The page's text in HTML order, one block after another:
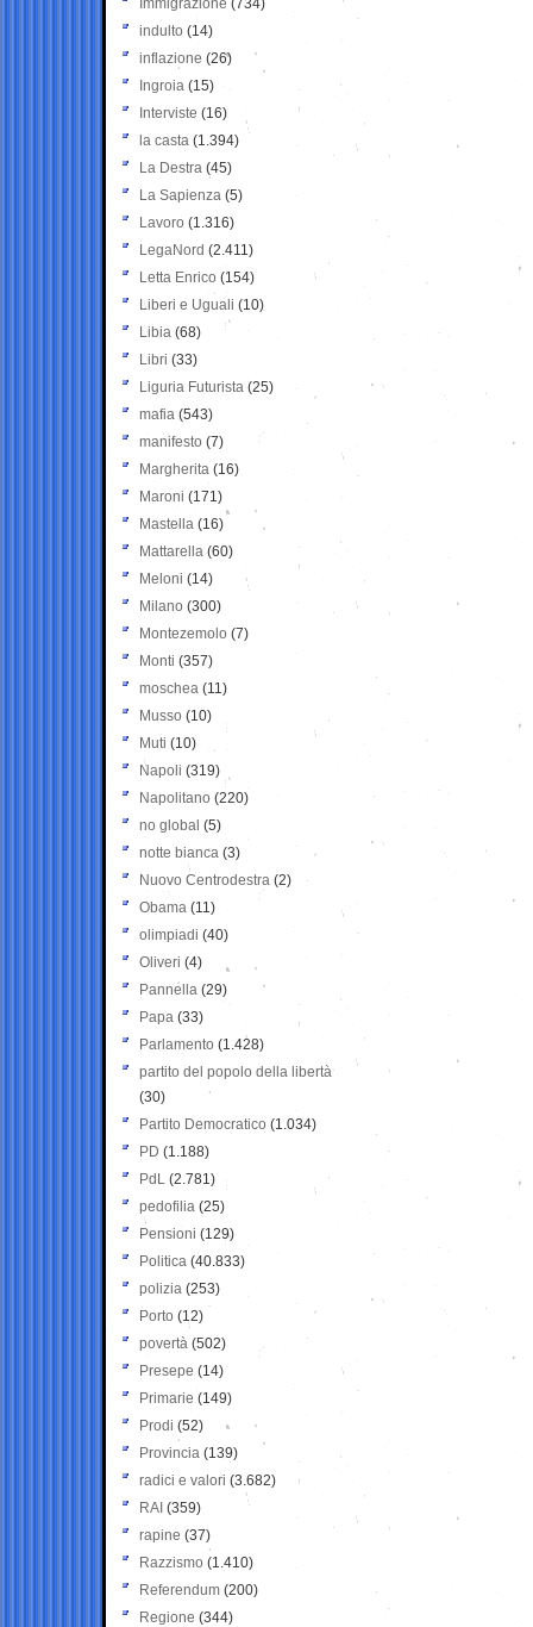
Immigrazione (734)
indulto (14)
inflazione (26)
Ingroia (15)
Interviste (16)
la casta (1.394)
La Destra (45)
La Sapienza (5)
Lavoro (1.316)
LegaNord (2.411)
Letta Enrico (154)
Liberi e Uguali (10)
Libia (68)
Libri (33)
Liguria Futurista (25)
mafia (543)
manifesto (7)
Margherita (16)
Maroni (171)
Mastella (16)
Mattarella (60)
Meloni (14)
Milano (300)
Montezemolo (7)
Monti (357)
moschea (11)
Musso (10)
Muti (10)
Napoli (319)
Napolitano (220)
no global (5)
notte bianca (3)
Nuovo Centrodestra (2)
Obama (11)
olimpiadi (40)
Oliveri (4)
Pannella (29)
Papa (33)
Parlamento (1.428)
partito del popolo della libertà
(30)
Partito Democratico (1.034)
PD (1.188)
PdL (2.781)
pedofilia (25)
Pensioni (129)
Politica (40.833)
polizia (253)
Porto (12)
povertà (502)
Presepe (14)
Primarie (149)
Prodi (52)
Provincia (139)
radici e valori (3.682)
RAI (359)
rapine (37)
Razzismo (1.410)
Referendum (200)
Regione (344)